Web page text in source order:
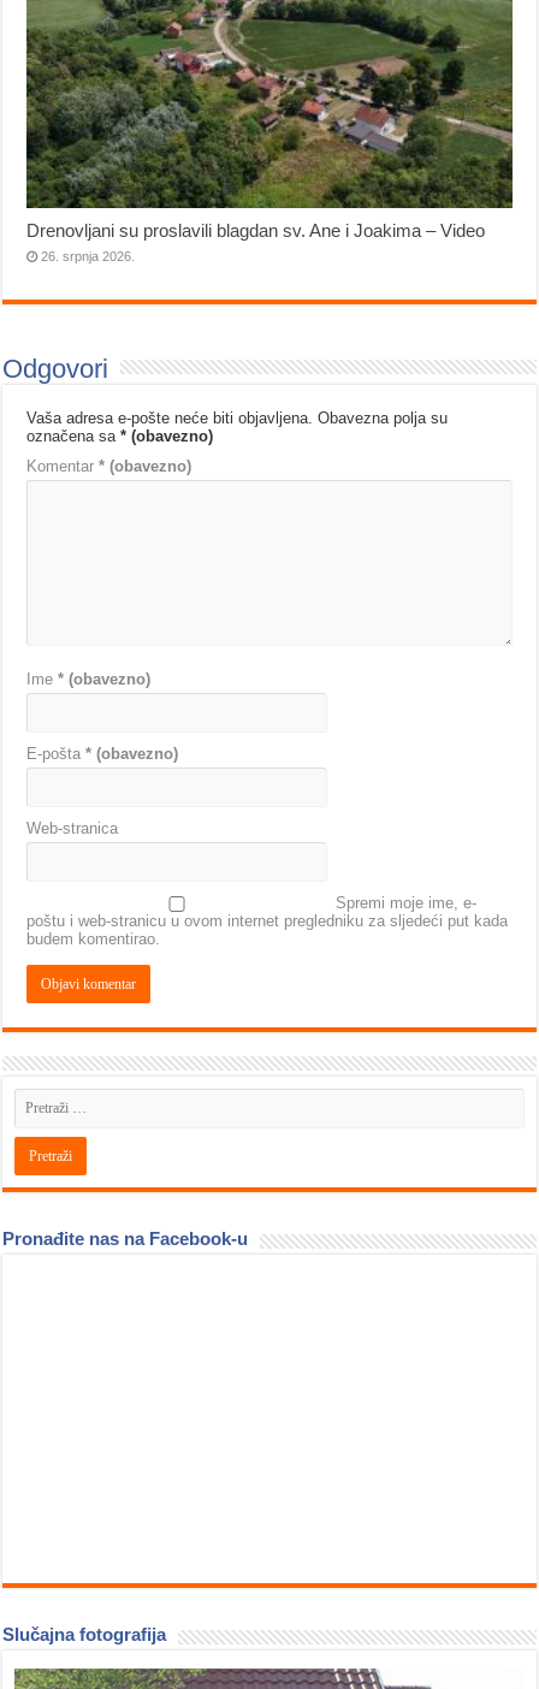
Drenovljani su proslavili blagdan sv. Ane i Joakima – Video
26. srpnja 2026.
Odgovori
Vaša adresa e-pošte neće biti objavljena. Obavezna polja su
označena sa* (obavezno)
Komentar* (obavezno)
Ime* (obavezno)
E-pošta* (obavezno)
Web-stranica
Spremi moje ime, e-
poštu i web-stranicu u ovom internet pregledniku za sljedeći put kada
budem komentirao.
Pronađite nas na Facebook-u
Slučajna fotografija